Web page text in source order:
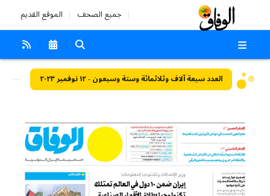
جميع الصحف الموقع القديم
العدد سبعة آلاف وثلاثمائة وستة وسبعون - ١٢ نوفمبر ٢٠٢٣